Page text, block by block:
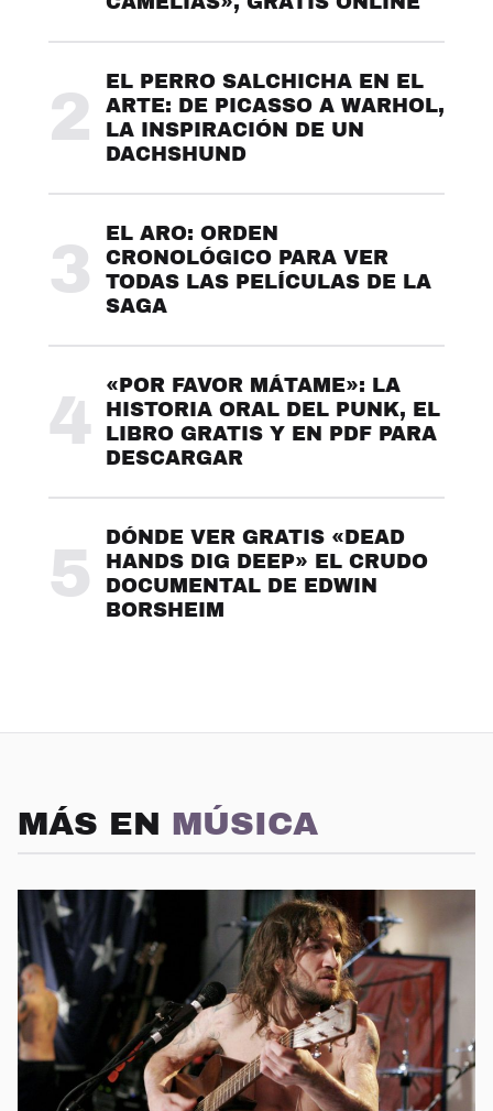
2
EL PERRO SALCHICHA EN EL
ARTE: DE PICASSO A WARHOL,
LA INSPIRACIÓN DE UN
DACHSHUND
3
EL ARO: ORDEN
CRONOLÓGICO PARA VER
TODAS LAS PELÍCULAS DE LA
SAGA
4
«POR FAVOR MÁTAME»: LA
HISTORIA ORAL DEL PUNK, EL
LIBRO GRATIS Y EN PDF PARA
DESCARGAR
5
DÓNDE VER GRATIS «DEAD
HANDS DIG DEEP» EL CRUDO
DOCUMENTAL DE EDWIN
BORSHEIM
MÁS EN MÚSICA